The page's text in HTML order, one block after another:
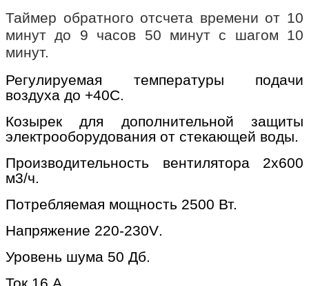
Таймер обратного отсчета времени от 10
минут до 9 часов 50 минут с шагом 10
минут.
Регулируемая температуры подачи
воздуха до +40С.
Козырек для дополнительной защиты
электрооборудования от стекающей воды.
Производительность вентилятора 2х600
м3/ч.
Потребляемая мощность 2500 Вт.
Напряжение 220-230V.
Уровень шума 50 Дб.